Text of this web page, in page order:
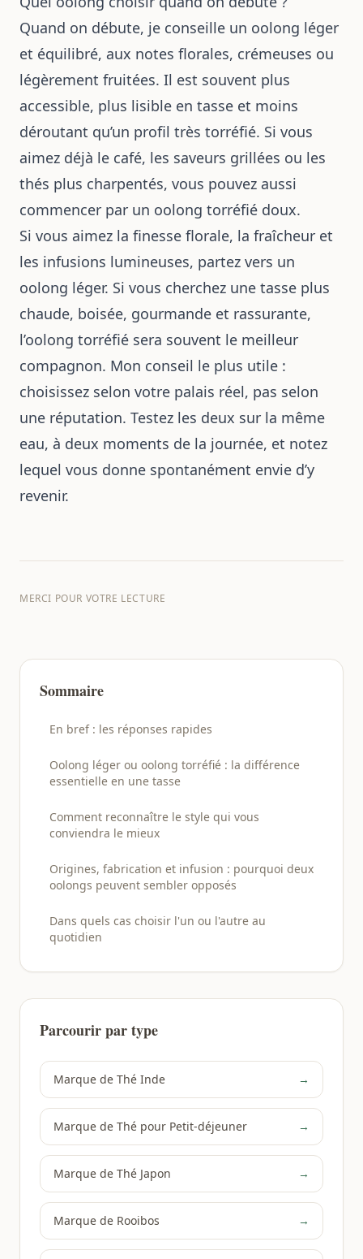
Quand on débute, je conseille un oolong léger
et équilibré, aux notes florales, crémeuses ou
légèrement fruitées. Il est souvent plus
accessible, plus lisible en tasse et moins
déroutant qu’un profil très torréfié. Si vous
aimez déjà le café, les saveurs grillées ou les
thés plus charpentés, vous pouvez aussi
commencer par un oolong torréfié doux.
Si vous aimez la finesse florale, la fraîcheur et
les infusions lumineuses, partez vers un
oolong léger. Si vous cherchez une tasse plus
chaude, boisée, gourmande et rassurante,
l’oolong torréfié sera souvent le meilleur
compagnon. Mon conseil le plus utile :
choisissez selon votre palais réel, pas selon
une réputation. Testez les deux sur la même
eau, à deux moments de la journée, et notez
lequel vous donne spontanément envie d’y
revenir.
MERCI POUR VOTRE LECTURE
Sommaire
En bref : les réponses rapides
Oolong léger ou oolong torréfié : la différence
essentielle en une tasse
Comment reconnaître le style qui vous
conviendra le mieux
Origines, fabrication et infusion : pourquoi deux
oolongs peuvent sembler opposés
Dans quels cas choisir l'un ou l'autre au
quotidien
Parcourir par type
Marque de Thé Inde →
Marque de Thé pour Petit-déjeuner →
Marque de Thé Japon →
Marque de Rooibos →